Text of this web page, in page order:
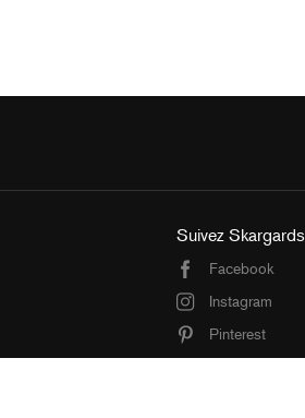
Suivez Skargards
Facebook
Instagram
Pinterest